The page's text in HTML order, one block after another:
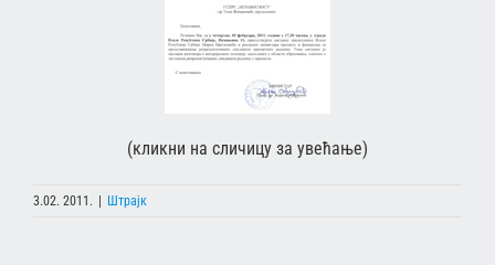
(кликни на сличицу за увећање)
3.02. 2011. | Штрајк